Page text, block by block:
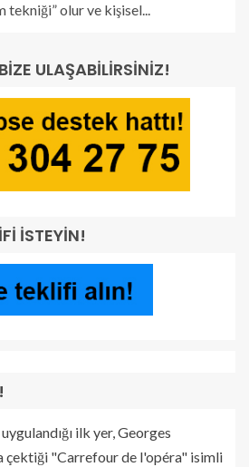
tekniği” olur ve kişisel...
ULAŞABILIRSINIZ!
İSTEYIN!
ilk yer, Georges
çektiği "Carrefour de l'opéra" isimli